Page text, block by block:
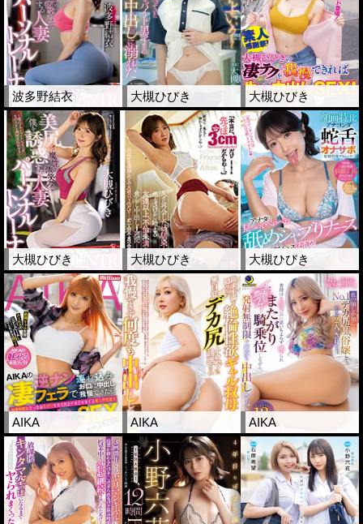
波多野結衣 大槻ひびき 大槻ひびき
大槻ひびき 大槻ひびき 大槻ひびき
AIKA AIKA AIKA